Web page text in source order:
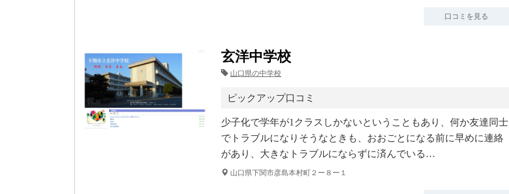
口コミを見る
玄洋中学校
山口県の中学校
ピックアップ口コミ
少子化で学年が1クラスしかないということもあり、何か友達同士
でトラブルになりそうなときも、おおごとになる前に早めに連絡
があり、大きなトラブルにならずに済んでいる…
山口県下関市彦島本村町２ー８ー１